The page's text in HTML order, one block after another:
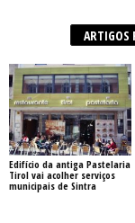
ARTIGOS
Edifício da antiga Pastelaria
Tirol vai acolher serviços
municipais de Sintra